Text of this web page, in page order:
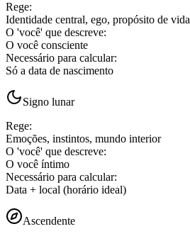
Rege:
Identidade central, ego, propósito de vida
O 'você' que descreve:
O você consciente
Necessário para calcular:
Só a data de nascimento
Signo lunar
Rege:
Emoções, instintos, mundo interior
O 'você' que descreve:
O você íntimo
Necessário para calcular:
Data + local (horário ideal)
Ascendente